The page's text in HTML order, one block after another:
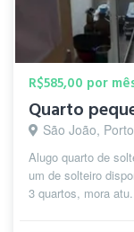
R$585,00 por
Quarto
São João,
Alugo quarto de
um de solteiro
3 quartos, mora